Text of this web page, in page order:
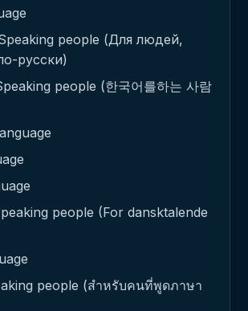
people (Для людей,
русски)
people (한국어를하는 사람
people (For dansktalende
people (สำหรับคนที่พูดภาษา